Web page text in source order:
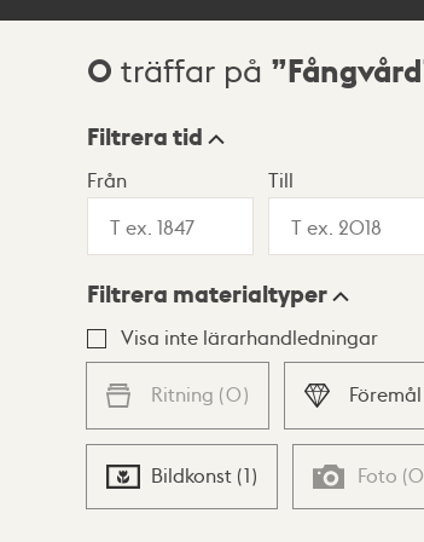
Sökresultat
0 träffar på Fångvård
Visningsläge
Lista Karta
Filtrera tid
Från Till
Filtrera materialtyper
Visa inte lärarhandledningar
Ritning (0) Föremål
Bildkonst (1) Foto (0